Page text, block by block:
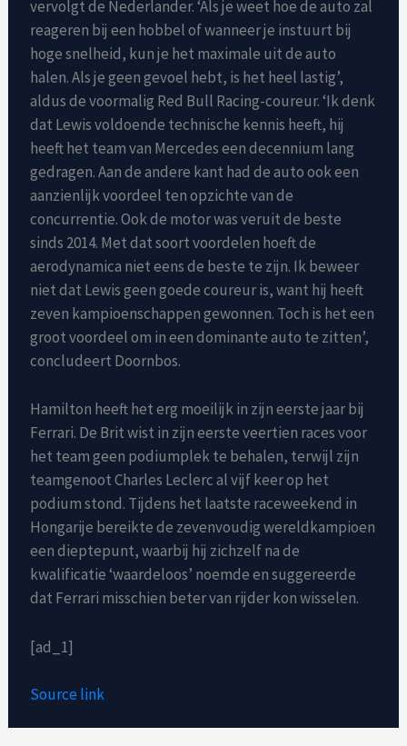
vervolgt de Nederlander. ‘Als je weet hoe de auto zal
reageren bij een hobbel of wanneer je instuurt bij
hoge snelheid, kun je het maximale uit de auto
halen. Als je geen gevoel hebt, is het heel lastig’,
aldus de voormalig Red Bull Racing-coureur. ‘Ik denk
dat Lewis voldoende technische kennis heeft, hij
heeft het team van Mercedes een decennium lang
gedragen. Aan de andere kant had de auto ook een
aanzienlijk voordeel ten opzichte van de
concurrentie. Ook de motor was veruit de beste
sinds 2014. Met dat soort voordelen hoeft de
aerodynamica niet eens de beste te zijn. Ik beweer
niet dat Lewis geen goede coureur is, want hij heeft
zeven kampioenschappen gewonnen. Toch is het een
groot voordeel om in een dominante auto te zitten’,
concludeert Doornbos.
Hamilton heeft het erg moeilijk in zijn eerste jaar bij
Ferrari. De Brit wist in zijn eerste veertien races voor
het team geen podiumplek te behalen, terwijl zijn
teamgenoot Charles Leclerc al vijf keer op het
podium stond. Tijdens het laatste raceweekend in
Hongarije bereikte de zevenvoudig wereldkampioen
een dieptepunt, waarbij hij zichzelf na de
kwalificatie ‘waardeloos’ noemde en suggereerde
dat Ferrari misschien beter van rijder kon wisselen.
[ad_1]
Source link